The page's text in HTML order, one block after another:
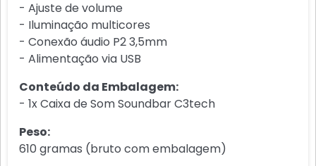
- Ajuste de volume
- Iluminação multicores
- Conexão áudio P2 3,5mm
- Alimentação via USB
Conteúdo da Embalagem:
- 1x Caixa de Som Soundbar C3tech
Peso:
610 gramas (bruto com embalagem)